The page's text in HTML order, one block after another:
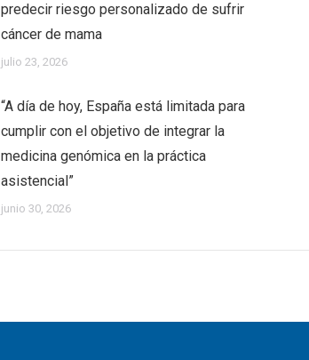
predecir riesgo personalizado de sufrir
cáncer de mama
julio 23, 2026
“A día de hoy, España está limitada para
cumplir con el objetivo de integrar la
medicina genómica en la práctica
asistencial”
junio 30, 2026